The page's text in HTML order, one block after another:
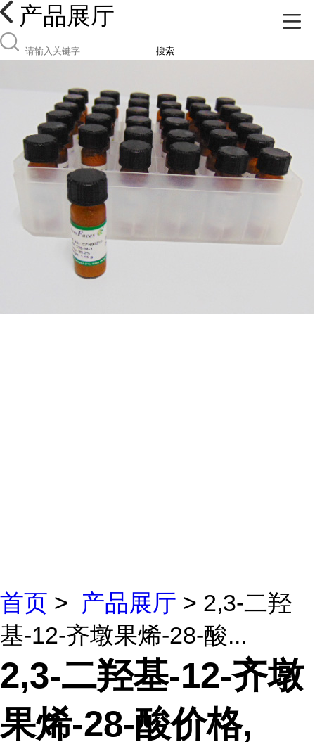
产品展厅
搜索
首页 > 产品展厅 > 2,3-二羟
基-12-齐墩果烯-28-酸...
2,3-二羟基-12-齐墩
果烯-28-酸价格,